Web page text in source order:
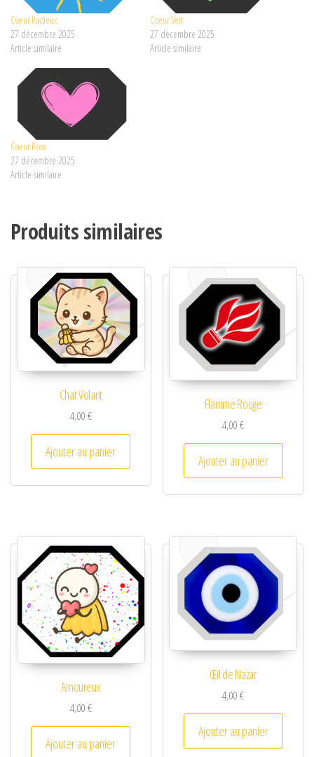
Coeur Radieux
27 décembre 2025
Article similaire
Coeur Vert
27 décembre 2025
Article similaire
Coeur Rose
27 décembre 2025
Article similaire
Produits similaires
Chat Volant
4,00€
Ajouter au panier
Flamme Rouge
4,00€
Ajouter au panier
Amoureux
4,00€
Ajouter au panier
Œil de Nazar
4,00€
Ajouter au panier